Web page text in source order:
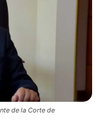
de la Corte de